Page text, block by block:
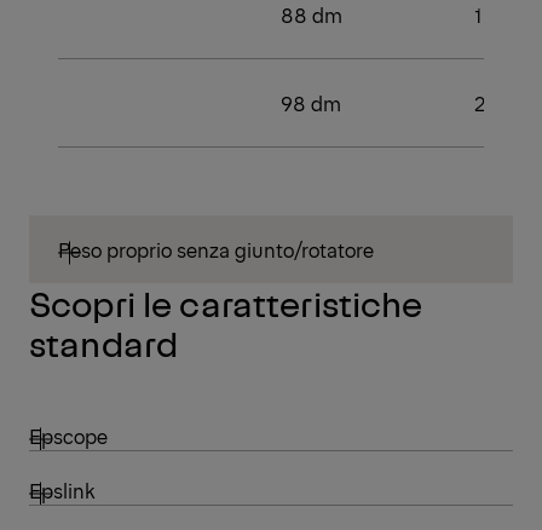
88 dm 1
98 dm 2
Peso proprio senza giunto/rotatore
Scopri le caratteristiche
standard
Epscope
Epslink